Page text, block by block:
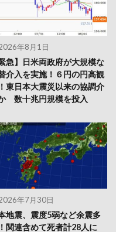
年8月1日
緊急】日米両政府が大規模な
介入を実施！６円の円高観
東日本大震災以来の協調介
数十兆円規模を投入
年7月30日
地震、震度5弱など余震多
関連含めて死者計28人に